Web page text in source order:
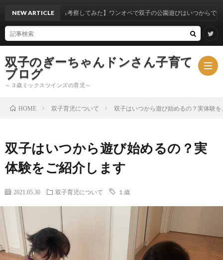
双子のぎーちゃんドンさん子育て
ブログ
～３歳ミックスツインズの育児～
NEW ARTICLE
【実体験から考察してみた】ワンオペで双子の公園遊びはいつからできるのか？
HOME 双子育児について 双子はいつから遊び始めるの？実体験
双子はいつから遊び始めるの？実
体験をご紹介します
2021.05.30 双子育児について １歳